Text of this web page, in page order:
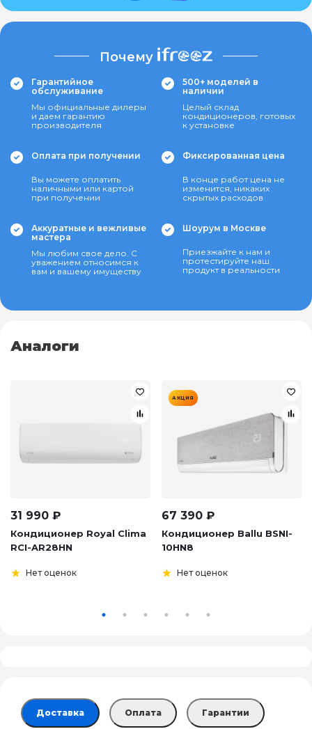
Почему
Гарантийное
обслуживание
Мы официальные дилеры
и даем гарантию
производителя
500+ моделей в
наличии
Целый склад
кондиционеров, готовых
к установке
Оплата при получении
Вы можете оплатить
наличными или картой
при получении
Фиксированная цена
В конце работ цена не
изменится, никаких
скрытых расходов
Аккуратные и вежливые
мастера
Мы любим свое дело. С
уважением относимся к
вам и вашему имуществу
Шоурум в Москве
Приезжайте к нам и
протестируйте наш
продукт в реальности
Аналоги
31 990 ₽
Кондиционер Royal Clima
RCI-AR28HN
Нет оценок
АКЦИЯ
67 390 ₽
Кондиционер Ballu BSNI-
10HN8
Нет оценок
Доставка Оплата Гарантии